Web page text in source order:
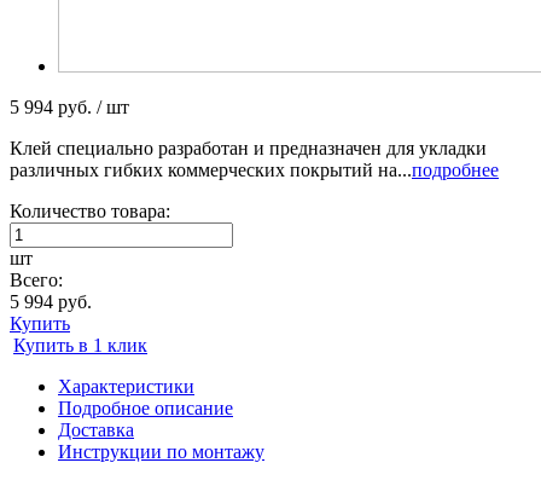
5 994 руб. / шт
Клей специально разработан и предназначен для укладки
различных гибких коммерческих покрытий на...подробнее
Количество товара:
шт
Всего:
5 994 руб.
Купить
Купить в 1 клик
Характеристики
Подробное описание
Доставка
Инструкции по монтажу